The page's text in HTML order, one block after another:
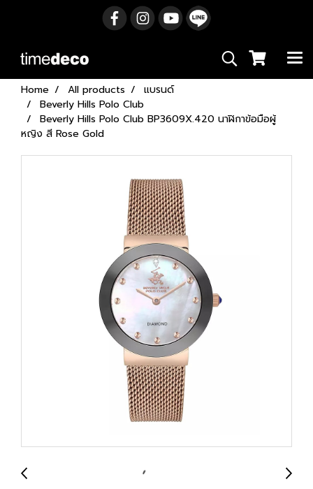
Home All products
แบรนด์
Beverly Hills Polo Club
Beverly Hills Polo Club BP3609X.420 นาฬิกาข้อมือผู้
หญิง สี Rose Gold